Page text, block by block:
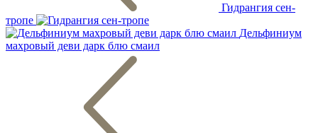
Гидрангия сен-
тропе
Дельфиниум
махровый деви дарк блю смаил